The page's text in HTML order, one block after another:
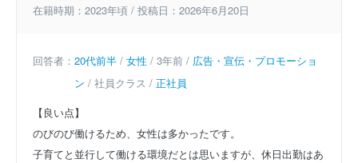
在籍時期：2023年頃 / 投稿日：2026年6月20日
回答者： 20代前半 / 女性 / 3年前 / 広告・宣伝・プロモーショ
ン / 社員クラス / 正社員
【良い点】
のびのび働けるため、女性は多かったです。
子育てと並行して働ける環境だとは思いますが、休日出勤はあ